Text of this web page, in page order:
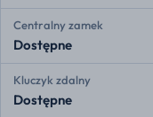
Centralny zamek
Dostępne
Kluczyk zdalny
Dostępne